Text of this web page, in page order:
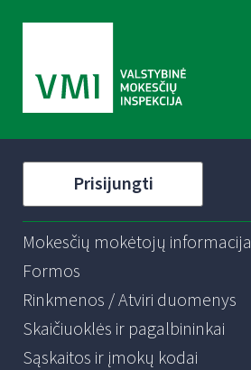
Prisijungti
Mokesčių mokėtojų informacija
Formos
Rinkmenos / Atviri duomenys
Skaičiuoklės ir pagalbininkai
Sąskaitos ir įmokų kodai